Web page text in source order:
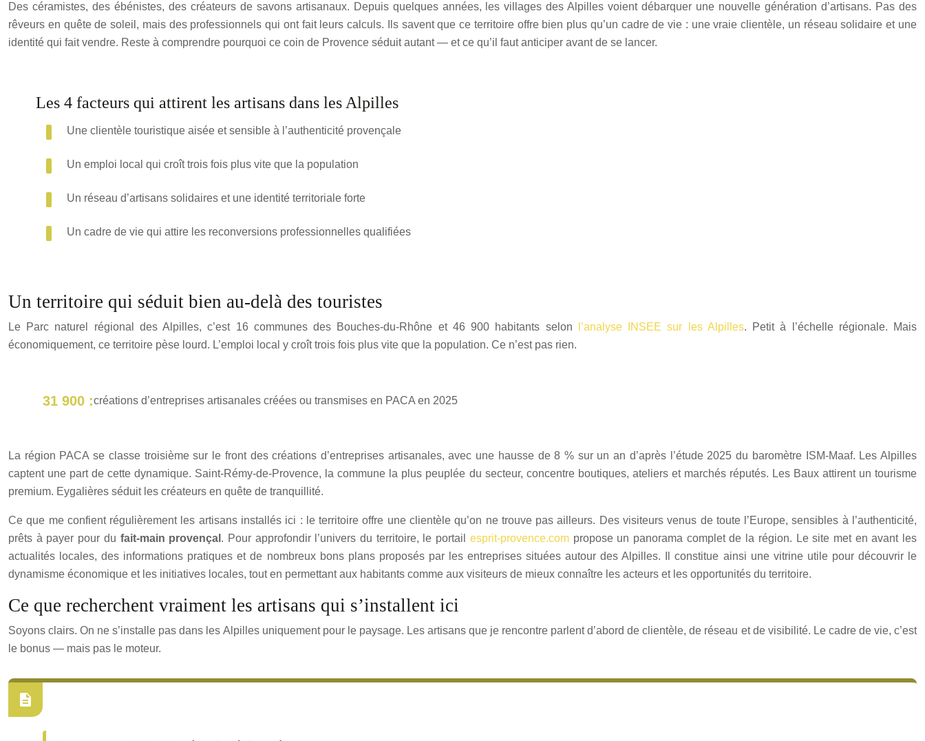
Des céramistes, des ébénistes, des créateurs de savons artisanaux. Depuis quelques années, les villages des Alpilles voient débarquer une nouvelle génération d’artisans. Pas des
rêveurs en quête de soleil, mais des professionnels qui ont fait leurs calculs. Ils savent que ce territoire offre bien plus qu’un cadre de vie : une vraie clientèle, un réseau solidaire et une
identité qui fait vendre. Reste à comprendre pourquoi ce coin de Provence séduit autant — et ce qu’il faut anticiper avant de se lancer.
Les 4 facteurs qui attirent les artisans dans les Alpilles
Une clientèle touristique aisée et sensible à l’authenticité provençale
Un emploi local qui croît trois fois plus vite que la population
Un réseau d’artisans solidaires et une identité territoriale forte
Un cadre de vie qui attire les reconversions professionnelles qualifiées
Un territoire qui séduit bien au-delà des touristes
Le Parc naturel régional des Alpilles, c’est 16 communes des Bouches-du-Rhône et 46 900 habitants selon l’analyse INSEE sur les Alpilles. Petit à l’échelle régionale. Mais
économiquement, ce territoire pèse lourd. L’emploi local y croît trois fois plus vite que la population. Ce n’est pas rien.
31 900 :créations d’entreprises artisanales créées ou transmises en PACA en 2025
La région PACA se classe troisième sur le front des créations d’entreprises artisanales, avec une hausse de 8 % sur un an d’après l’étude 2025 du baromètre ISM-Maaf. Les Alpilles
captent une part de cette dynamique. Saint-Rémy-de-Provence, la commune la plus peuplée du secteur, concentre boutiques, ateliers et marchés réputés. Les Baux attirent un tourisme
premium. Eygalières séduit les créateurs en quête de tranquillité.
Ce que me confient régulièrement les artisans installés ici : le territoire offre une clientèle qu’on ne trouve pas ailleurs. Des visiteurs venus de toute l’Europe, sensibles à l’authenticité,
prêts à payer pour du fait-main provençal . Pour approfondir l’univers du territoire, le portail esprit-provence.compropose un panorama complet de la région. Le site met en avant les
actualités locales, des informations pratiques et de nombreux bons plans proposés par les entreprises situées autour des Alpilles. Il constitue ainsi une vitrine utile pour découvrir le
dynamisme économique et les initiatives locales, tout en permettant aux habitants comme aux visiteurs de mieux connaître les acteurs et les opportunités du territoire.
Ce que recherchent vraiment les artisans qui s’installent ici
Soyons clairs. On ne s’installe pas dans les Alpilles uniquement pour le paysage. Les artisans que je rencontre parlent d’abord de clientèle, de réseau et de visibilité. Le cadre de vie, c’est
le bonus — mais pas le moteur.